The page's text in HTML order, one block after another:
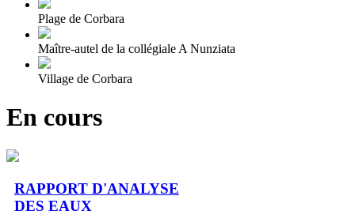
Plage de Corbara
Maître-autel de la collégiale A Nunziata
Village de Corbara
En cours
RAPPORT D'ANALYSE
DES EAUX